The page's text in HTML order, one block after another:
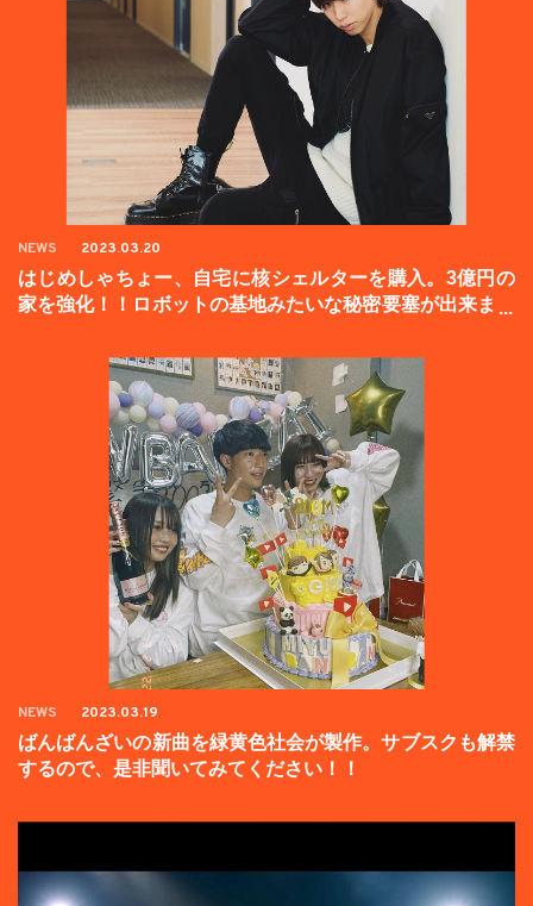
NEWS 2023.03.20
はじめしゃちょー、自宅に核シェルターを購入。3億円の
家を強化！！ロボットの基地みたいな秘密要塞が出来まし
NEWS 2023.03.19
ばんばんざいの新曲を緑黄色社会が製作。サブスクも解禁
するので、是非聞いてみてください！！